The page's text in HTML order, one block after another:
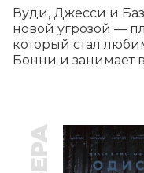
Вуди, Джесси и
новой угрозой —
который стал
Бонни и занимает